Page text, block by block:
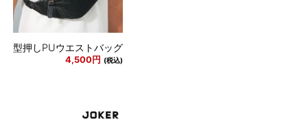
型押しPUウエストバッグ
4,500円 (税込)